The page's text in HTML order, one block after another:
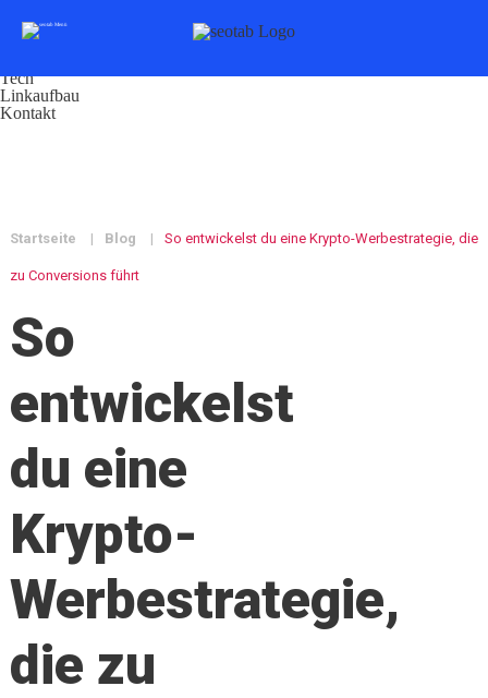
SEO Check
SEO
Tech
Linkaufbau
Kontakt
Startseite | Blog | So entwickelst du eine Krypto-Werbestrategie, die
zu Conversions führt
So
entwickelst
du eine
Krypto-
Werbestrategie,
die zu